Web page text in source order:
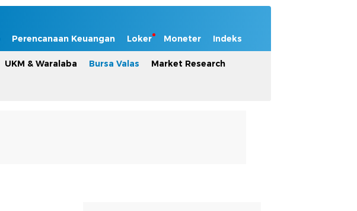
Perencanaan Keuangan Loker Moneter Indeks
UKM & Waralaba Bursa Valas Market Research